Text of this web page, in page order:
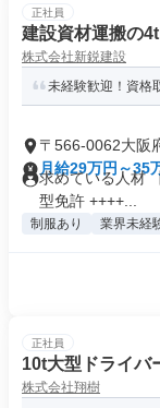
正社員
建設資材運搬の
株式会社新鋭建設
未経験歓迎！資格
〒566-0062大阪
月給29万円～35
求めている人材
型免許 ++++...
制服あり 業界未経
正社員
10t大型ドライバ
株式会社翔樹